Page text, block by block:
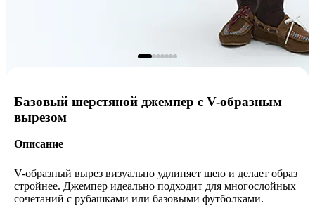
Базовый шерстяной джемпер с V-образным
вырезом
Описание
V-образный вырез визуально удлиняет шею и делает образ
стройнее. Джемпер идеально подходит для многослойных
сочетаний с рубашками или базовыми футболками.